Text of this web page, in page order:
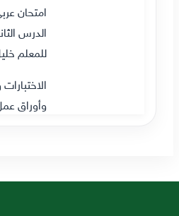
امتحان
الدرس
للمعلم
وأوراق